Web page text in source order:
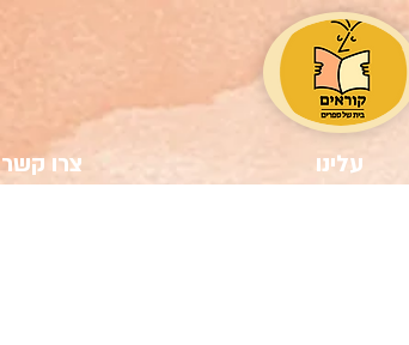
צרו קשר עלינו